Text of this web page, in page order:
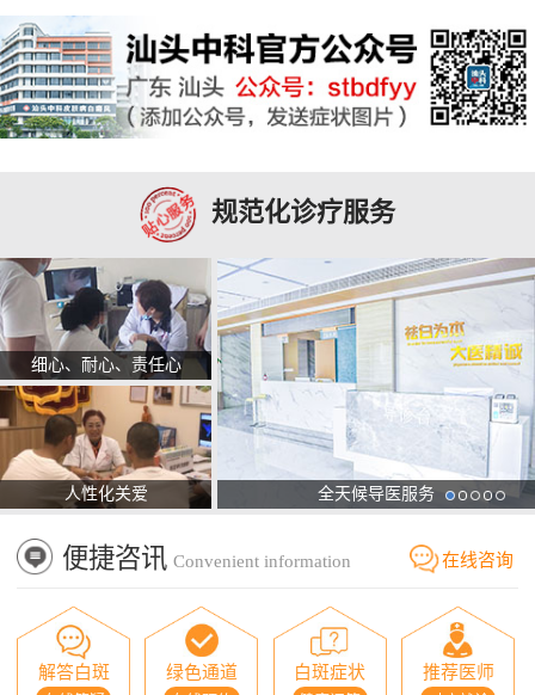
规范化诊疗服务
细心、耐心、责任心
人性化关爱 全天候导医服务
便捷咨讯 Convenient information 在线咨询
解答白斑 绿色通道 白斑症状 推荐医师